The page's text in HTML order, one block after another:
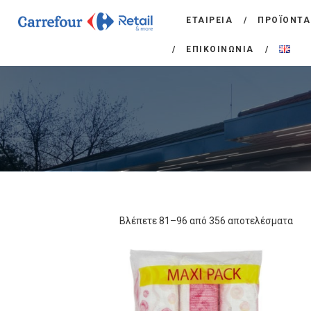
ΕΤΑΙΡΕΙΑ ΠΡΟΪΟΝΤΑ
ΕΠΙΚΟΙΝΩΝΙΑ
Βλέπετε 81–96 από 356 αποτελέσματα